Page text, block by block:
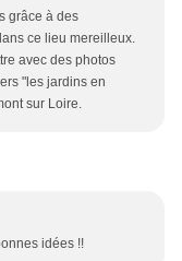
grâce à des
ce lieu mereilleux.
avec des photos
"les jardins en
sur Loire.
idées !!